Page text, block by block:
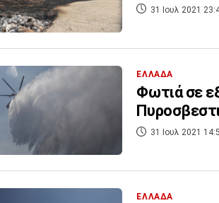
31 Ιουλ 2021
ΕΛΛΑΔΑ
Φωτιά σε
31 Ιουλ 2021
ΕΛΛΑΔΑ